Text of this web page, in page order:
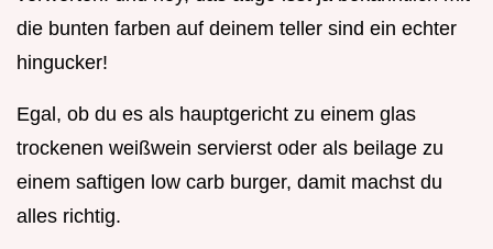
die bunten farben auf deinem teller sind ein echter
hingucker!
Egal, ob du es als hauptgericht zu einem glas
trockenen weißwein servierst oder als beilage zu
einem saftigen low carb burger, damit machst du
alles richtig.